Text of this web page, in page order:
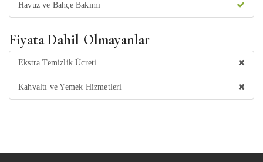
Havuz ve Bahçe Bakımı
Fiyata Dahil Olmayanlar
Ekstra Temizlik Ücreti
Kahvaltı ve Yemek Hizmetleri